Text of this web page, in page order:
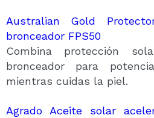
Australian Gold
bronceador FPS50
Combina protección
bronceador para
mientras cuidas la piel.
Agrado Aceite solar